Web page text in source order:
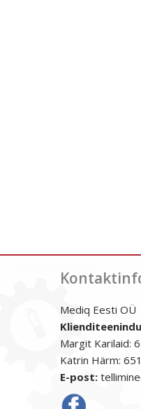
Mediq Eesti OÜ
Margit Karilaid:
Katrin Härm:
E-post: